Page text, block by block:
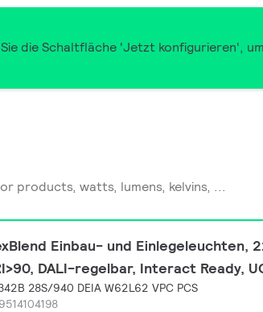
die Schaltfläche 'Jetzt konfigurieren',
Einbau- und Einlegeleuchten,
DALI-regelbar, Interact Ready,
28S/940 DEIA W62L62 VPC PCS